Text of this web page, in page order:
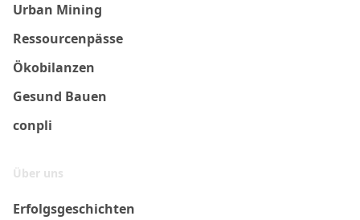
Urban Mining
Ressourcenpässe
Ökobilanzen
Gesund Bauen
conpli
Über uns
Erfolgsgeschichten